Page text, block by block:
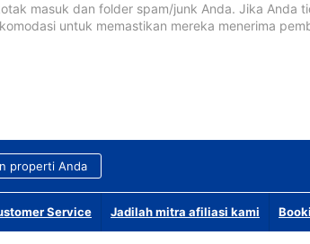
masuk dan folder spam/junk Anda. Jika Anda
untuk memastikan mereka menerima
properti Anda
Service Jadilah mitra afiliasi kami